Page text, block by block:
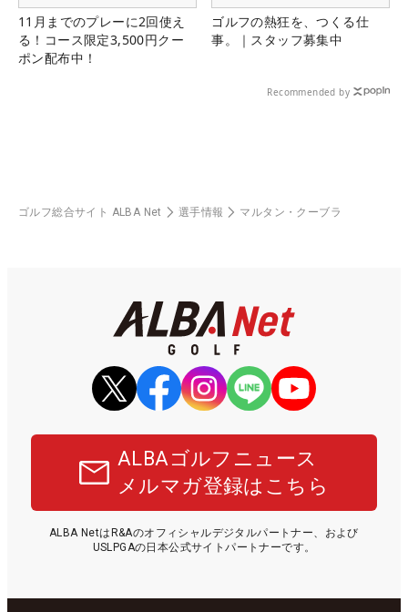
11月までのプレーに2回使え
る！コース限定3,500円クー
ポン配布中！
ゴルフの熱狂を、つくる仕
事。｜スタッフ募集中
Recommended by
ゴルフ総合サイト ALBA Net 選手情報 マルタン・クーブラ
ALBAゴルフニュース
メルマガ登録はこちら
ALBA NetはR&Aのオフィシャルデジタルパートナー、および
USLPGAの日本公式サイトパートナーです。